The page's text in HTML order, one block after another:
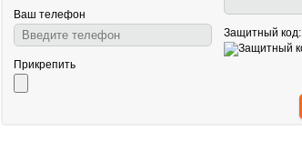
Ваш телефон
Прикрепить
Защитный код: